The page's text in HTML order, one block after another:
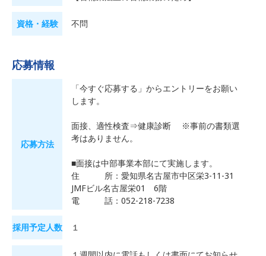
資格・経験 不問
応募情報
応募方法
「今すぐ応募する」からエントリーをお願い
します。
面接、適性検査⇒健康診断 ※事前の書類選
考はありません。
■面接は中部事業本部にて実施します。
住 所：愛知県名古屋市中区栄3-11-31
JMFビル名古屋栄01 6階
電 話：052-218-7238
採用予定人数 １